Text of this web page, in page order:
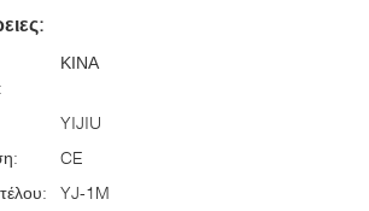
ΚΙΝΑ
YIJIU
CE
YJ-1M